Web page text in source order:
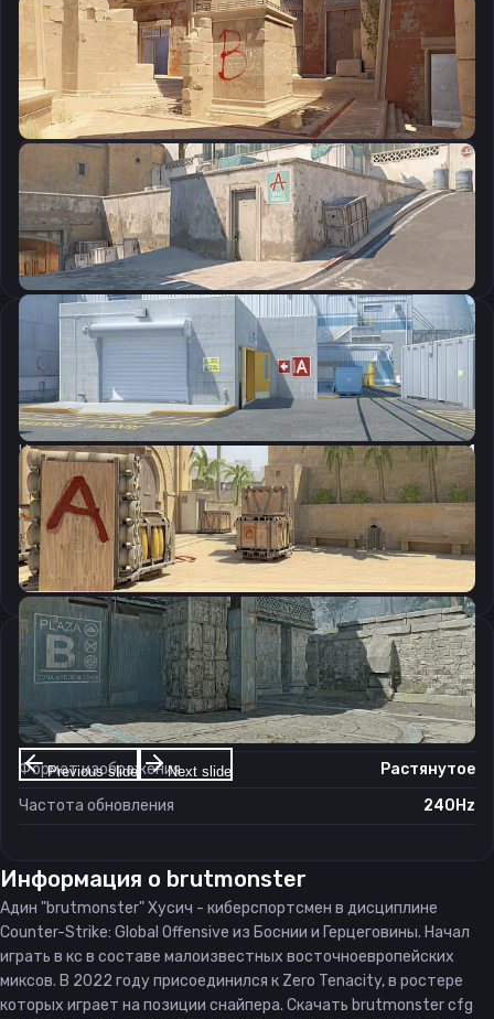
Previous slide Next slide
CSGO-XOwR6-tnYzx-sAK5z-75jhw-K5nQD
Скопировать
Настройки мыши
DPI:
800
Чувствительность мыши в игре:
1.2
Чувствительность мыши в зуме:
1
Чувствительность мыши в Windows:
6/11
Ускорение мыши:
0
m_rawinput:
1
Настройки экрана
Разрешение
1280×960
Соотношение сторон
4:3
Формат изображения
Растянутое
Частота обновления
240Hz
Информация о brutmonster
Адин "brutmonster" Хусич - киберспортсмен в дисциплине
Counter-Strike: Global Offensive из Боснии и Герцеговины. Начал
играть в кс в составе малоизвестных восточноевропейских
миксов. В 2022 году присоединился к Zero Tenacity, в ростере
которых играет на позиции снайпера. Скачать brutmonster cfg